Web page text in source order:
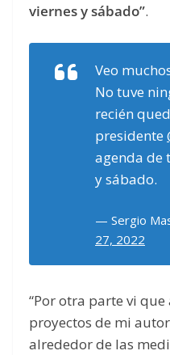
viernes y sábado”.
Veo
No tuve
recién
presidente
agenda de
y sábado.
— Sergio
27, 2022
“Por otra parte vi que
proyectos de mi
alrededor de las